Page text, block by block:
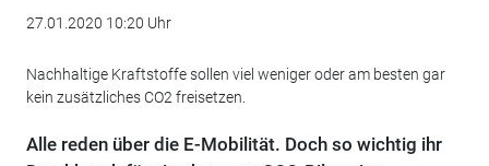
27.01.2020 10:20 Uhr
Nachhaltige Kraftstoffe sollen viel weniger oder am besten gar
kein zusätzliches CO2 freisetzen.
Alle reden über die E-Mobilität. Doch so wichtig ihr